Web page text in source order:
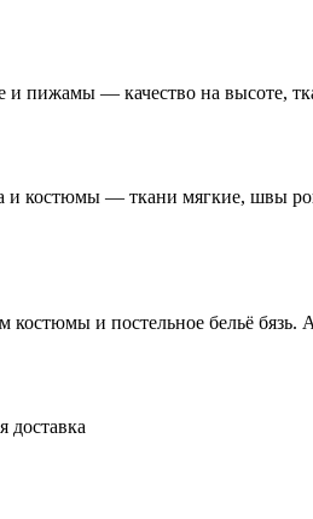
и пижамы — качество на высоте,
и костюмы — ткани мягкие, швы
костюмы и постельное бельё
доставка